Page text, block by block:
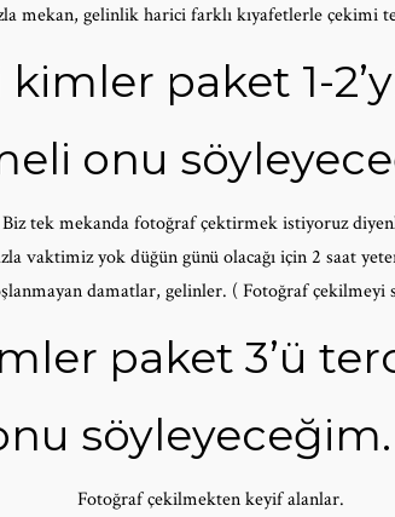
mekan, gelinlik harici farklı kıyafetlerle çekimi
paket 1-
onu
Biz tek mekanda fotoğraf çektirmek istiyoruz
vaktimiz yok düğün günü olacağı için 2 saat
damatlar, gelinler. ( Fotoğraf çekilmeyi
paket 3’ü
söyleyeceğim.
Fotoğraf çekilmekten keyif alanlar.